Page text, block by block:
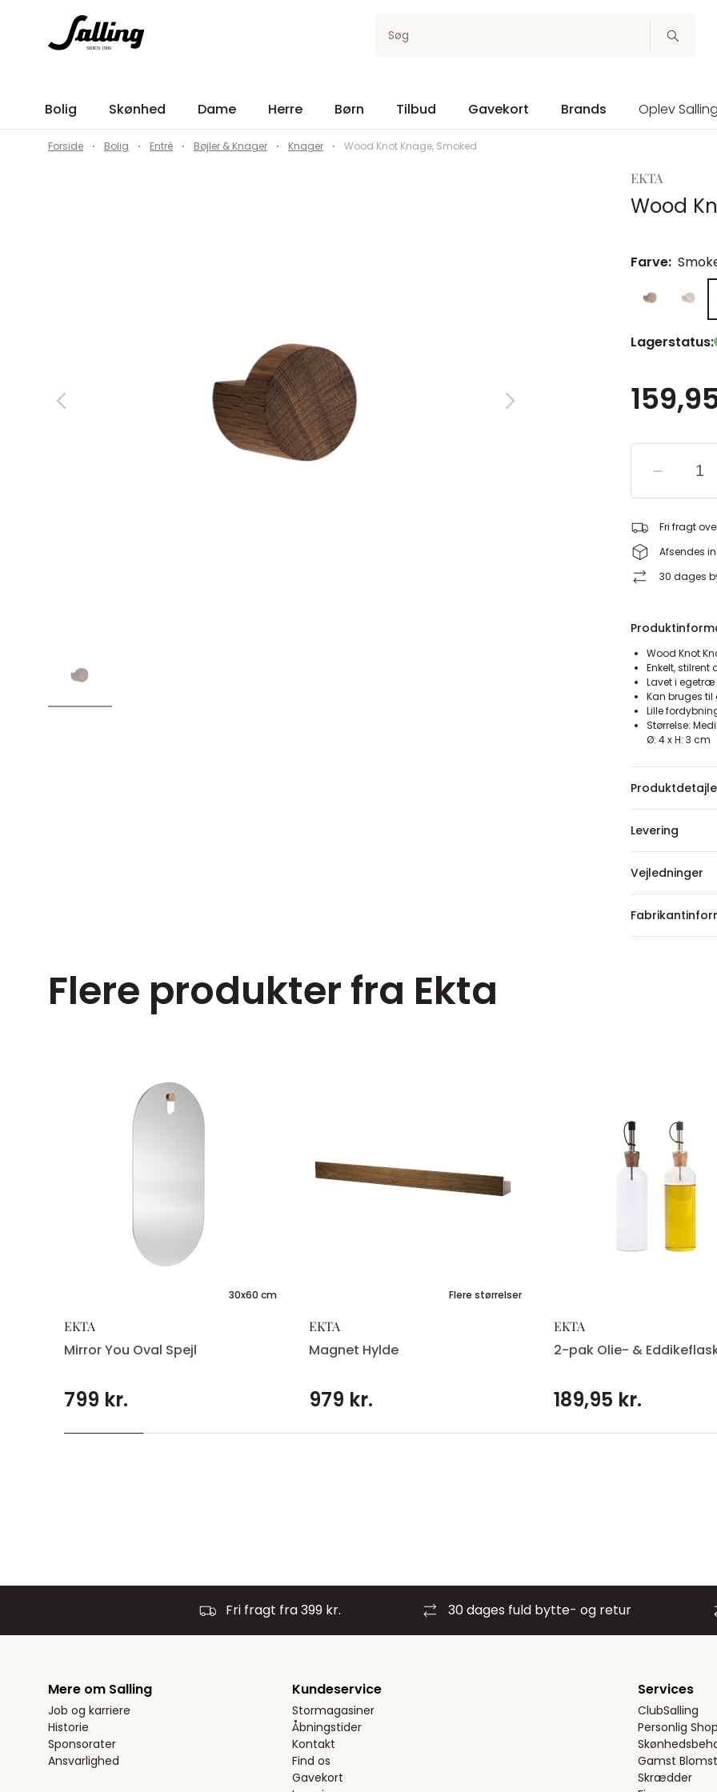
Søg
Bolig Skønhed Dame Herre Børn Tilbud Gavekort Brands Oplev Salling
Forside Bolig Entré Bøjler & Knager Knager Wood Knot Knage, Smoked
EKTA
Wood
Farve:
Lagerstatus:
Fri fragt
Afsendes
30 dages
Wood Knot
Enkelt, stilrent
Lavet i egetræ
Kan bruges til
Lille
Størrelse:
Ø: 4 x H: 3 cm
Levering
Vejledninger
Flere produkter fra Ekta
30x60 cm
EKTA
Mirror You Oval Spejl
799 kr.
Flere størrelser
EKTA
Magnet Hylde
979 kr.
EKTA
2-pak Olie- &
189,95 kr.
Fri fragt fra 399 kr. 30 dages fuld bytte- og retur
Mere om Salling
Job og karriere
Historie
Sponsorater
Ansvarlighed
Kundeservice
Stormagasiner
Åbningstider
Kontakt
Find os
Gavekort
Services
ClubSalling
Personlig
Gamst
Skrædder